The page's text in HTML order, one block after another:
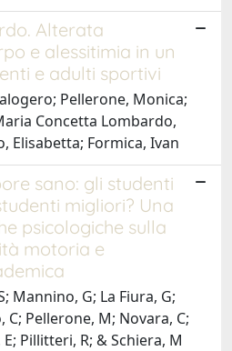
Alterata
e alessitimia in un
e adulti sportivi
Pellerone, Monica;
Concetta Lombardo,
Elisabetta; Formica, Ivan
sano: gli studenti
migliori? Una
psicologiche sulla
motoria e
Mannino, G; La Fiura, G;
Pellerone, M; Novara, C;
Pillitteri, R; & Schiera, M